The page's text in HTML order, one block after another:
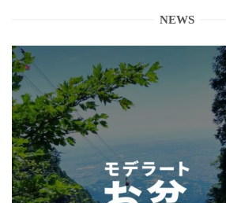
NEWS